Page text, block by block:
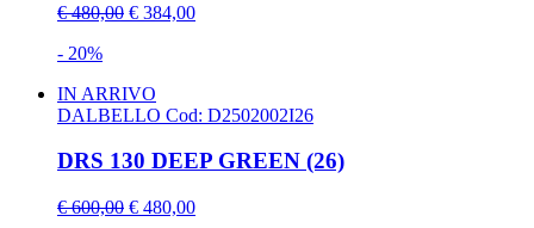
€ 480,00 € 384,00
- 20%
IN ARRIVO
DALBELLO Cod: D2502002I26
DRS 130 DEEP GREEN (26)
€ 600,00 € 480,00